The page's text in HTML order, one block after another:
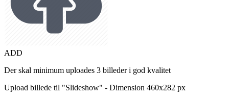
ADD
Der skal minimum uploades 3 billeder i god kvalitet
Upload billede til "Slideshow" - Dimension 460x282 px